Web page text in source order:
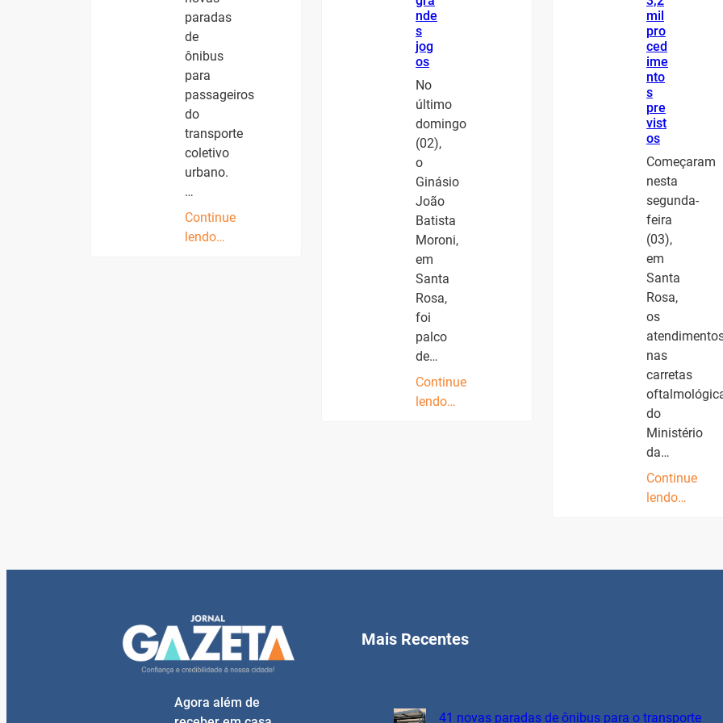
paradas
de
ônibus
para
passageiros
do
transporte
coletivo
urbano.
…
Continue
lendo…
nde
s
jog
os
No
último
domingo
(02),
o
Ginásio
João
Batista
Moroni,
em
Santa
Rosa,
foi
palco
de…
Continue
lendo…
mil
pro
ced
ime
nto
s
pre
vist
os
Começaram
nesta
segunda-
feira
(03),
em
Santa
Rosa,
os
nas
carretas
do
Ministério
da…
Continue
lendo…
Agora além de
Mais Recentes
41 novas paradas de ônibus para o transporte